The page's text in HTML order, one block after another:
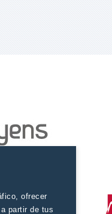
ofrecer
partir de tus